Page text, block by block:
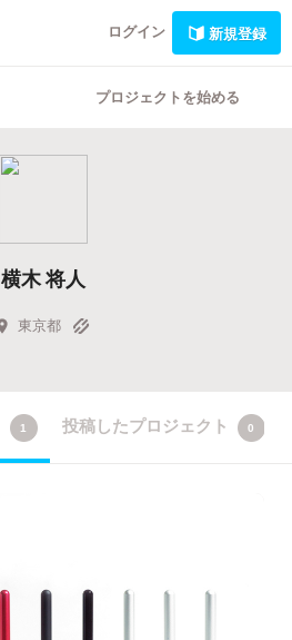
ログイン 新規登録
プロジェクトを始める
横木 将人
東京都
1 投稿したプロジェクト 0